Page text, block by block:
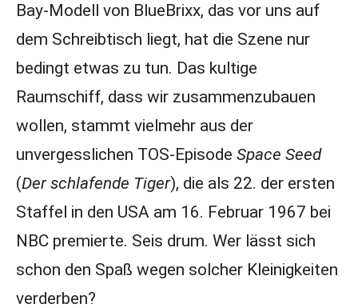
Bay-Modell von BlueBrixx, das vor uns auf
dem Schreibtisch liegt, hat die Szene nur
bedingt etwas zu tun. Das kultige
Raumschiff, dass wir zusammenzubauen
wollen, stammt vielmehr aus der
unvergesslichen TOS-Episode Space Seed
(Der schlafende Tiger), die als 22. der ersten
Staffel in den USA am 16. Februar 1967 bei
NBC premierte. Seis drum. Wer lässt sich
schon den Spaß wegen solcher Kleinigkeiten
verderben?